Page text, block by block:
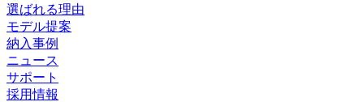
選ばれる理由
モデル提案
納入事例
ニュース
サポート
採用情報